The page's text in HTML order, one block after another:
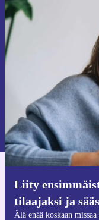
Liity
tilaajaksi ja
Älä enää koskaan
Älä
Lisätietoja